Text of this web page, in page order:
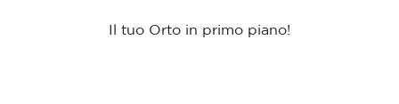
Il tuo Orto in primo piano!